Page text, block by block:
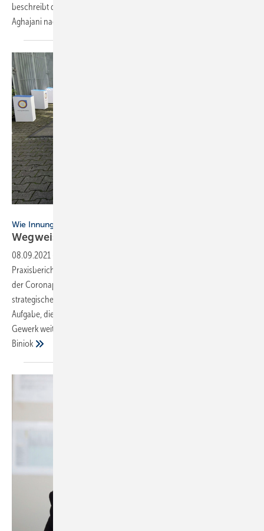
beschreibt die Hintergründe und zeichnet den Weg von Abdullah
Aghajani nach. → Stephanie
Wie Innungen zu einer neuen Rolle finden
Wegweiser in der
08.09.2021
Praxisbericht schildert die Lage des Berliner SHK-Handwerks während
der Coronapandemie und erläutert die Rolle der Innung SHK Berlin als
strategische Informationszentrale in der ­Krisenbewältigung. Mit der
Aufgabe, die Effekte und Folgen einer Krise abzumildern und das
Gewerk ­weiter am Laufen zu halten. → Stephanie Irrgang und Peter
Biniok